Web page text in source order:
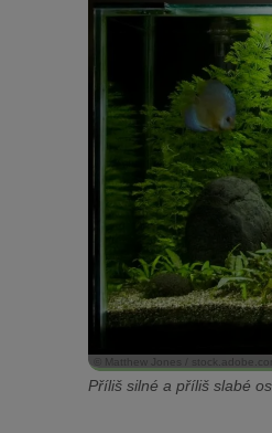
© Matthew Jones / stock.adobe.com
Příliš silné a příliš slabé